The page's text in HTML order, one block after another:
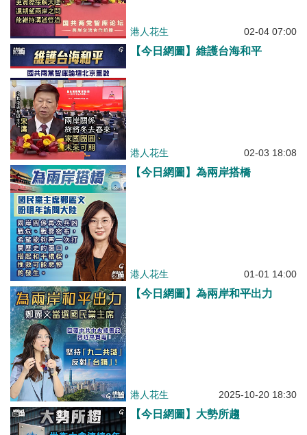
港人花生 02-04 07:00
【今日網圖】維護台海和平
港人花生 02-03 18:08
【今日網圖】為兩岸搭橋
港人花生 01-01 14:00
【今日網圖】為兩岸和平出力
港人花生 2025-10-20 18:30
【今日網圖】大勢所趨